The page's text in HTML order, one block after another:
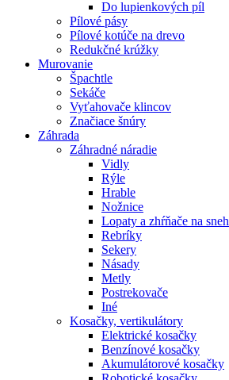
Do lupienkových píl
Pílové pásy
Pílové kotúče na drevo
Redukčné krúžky
Murovanie
Špachtle
Sekáče
Vyťahovače klincov
Značiace šnúry
Záhrada
Záhradné náradie
Vidly
Rýle
Hrable
Nožnice
Lopaty a zhŕňače na sneh
Rebríky
Sekery
Násady
Metly
Postrekovače
Iné
Kosačky, vertikulátory
Elektrické kosačky
Benzínové kosačky
Akumulátorové kosačky